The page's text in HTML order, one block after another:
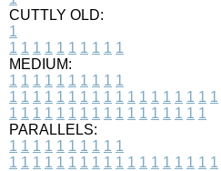
CUTTLY OLD:
1
1 1 1 1 1 1 1 1 1 1
MEDIUM:
1 1 1 1 1 1 1 1 1 1
1 1 1 1 1 1 1 1 1 1 1 1 1 1 1 1 1 1
1 1 1 1 1 1 1 1 1 1 1 1 1 1 1 1 1
PARALLELS:
1 1 1 1 1 1 1 1 1 1
1 1 1 1 1 1 1 1 1 1 1 1 1 1 1 1 1 1